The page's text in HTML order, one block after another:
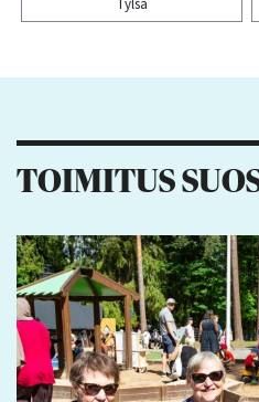
TOIMITUS